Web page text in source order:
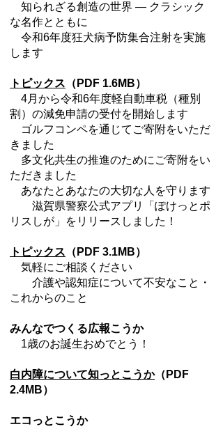
知られざる創造の世界 ― クラシック
な名作とともに
令和6年度狂犬病予防集合注射を実施
します
トピックス （PDF 1.6MB）
4月から令和6年度軽自動車税（種別
割）の減免申請の受付を開始します
ゴルフコンペを通じてご寄附をいただ
きました
多文化共生の推進のためにご寄附をい
ただきました
あなたとあなたの大切な人を守ります
滋賀県警察公式アプリ「ぽけっとポ
リスしが」をリリースしました！
トピックス （PDF 3.1MB）
気軽にご相談ください
介護や認知症について不安なこと・
これからのこと
みんなでつくる広報こうか
1歳のお誕生おめでとう！
白内障について知っとこうか（PDF
2.4MB）
エコっとこうか